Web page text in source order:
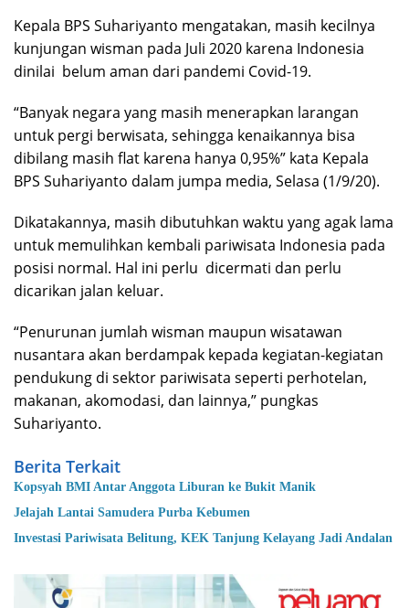
Kepala BPS Suhariyanto mengatakan, masih kecilnya
kunjungan wisman pada Juli 2020 karena Indonesia
dinilai belum aman dari pandemi Covid-19.
“Banyak negara yang masih menerapkan larangan
untuk pergi berwisata, sehingga kenaikannya bisa
dibilang masih flat karena hanya 0,95%” kata Kepala
BPS Suhariyanto dalam jumpa media, Selasa (1/9/20).
Dikatakannya, masih dibutuhkan waktu yang agak lama
untuk memulihkan kembali pariwisata Indonesia pada
posisi normal. Hal ini perlu dicermati dan perlu
dicarikan jalan keluar.
“Penurunan jumlah wisman maupun wisatawan
nusantara akan berdampak kepada kegiatan-kegiatan
pendukung di sektor pariwisata seperti perhotelan,
makanan, akomodasi, dan lainnya,” pungkas
Suhariyanto.
Berita Terkait
Kopsyah BMI Antar Anggota Liburan ke Bukit Manik
Jelajah Lantai Samudera Purba Kebumen
Investasi Pariwisata Belitung, KEK Tanjung Kelayang Jadi Andalan